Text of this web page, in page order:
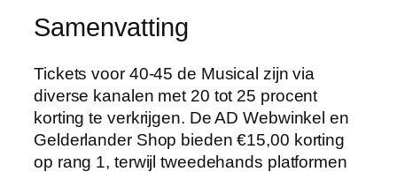
Samenvatting
Tickets voor 40-45 de Musical zijn via
diverse kanalen met 20 tot 25 procent
korting te verkrijgen. De AD Webwinkel en
Gelderlander Shop bieden €15,00 korting
op rang 1, terwijl tweedehands platformen